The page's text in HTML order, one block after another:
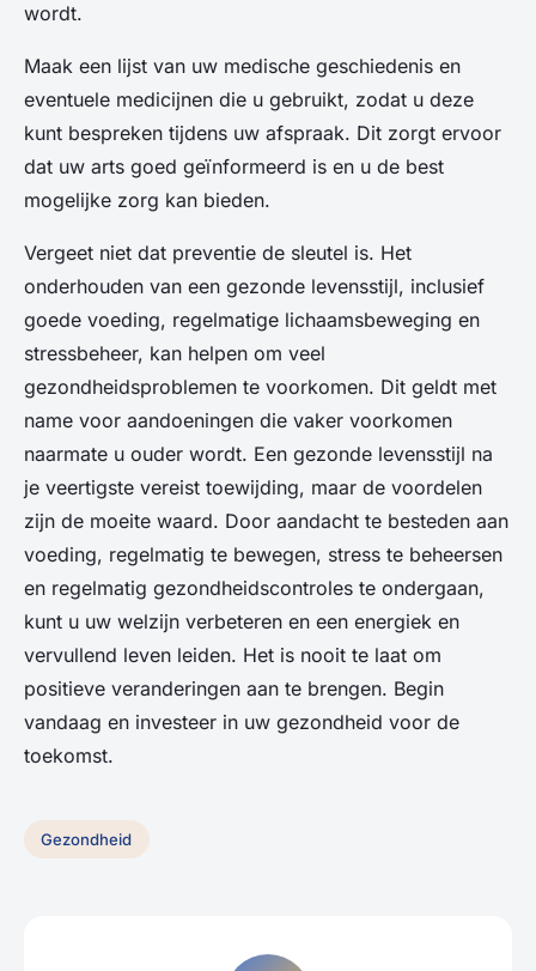
wordt.
Maak een lijst van uw medische geschiedenis en
eventuele medicijnen die u gebruikt, zodat u deze
kunt bespreken tijdens uw afspraak. Dit zorgt ervoor
dat uw arts goed geïnformeerd is en u de best
mogelijke zorg kan bieden.
Vergeet niet dat preventie de sleutel is. Het
onderhouden van een gezonde levensstijl, inclusief
goede voeding, regelmatige lichaamsbeweging en
stressbeheer, kan helpen om veel
gezondheidsproblemen te voorkomen. Dit geldt met
name voor aandoeningen die vaker voorkomen
naarmate u ouder wordt. Een gezonde levensstijl na
je veertigste vereist toewijding, maar de voordelen
zijn de moeite waard. Door aandacht te besteden aan
voeding, regelmatig te bewegen, stress te beheersen
en regelmatig gezondheidscontroles te ondergaan,
kunt u uw welzijn verbeteren en een energiek en
vervullend leven leiden. Het is nooit te laat om
positieve veranderingen aan te brengen. Begin
vandaag en investeer in uw gezondheid voor de
toekomst.
Gezondheid